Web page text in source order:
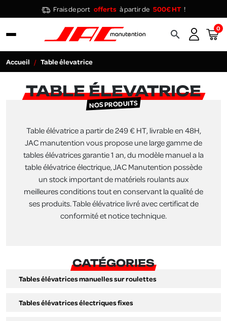
Frais de port offerts à partir de 500€ HT !
search 0
Accueil Table élevatrice
TABLE ÉLEVATRICE
NOS PRODUITS
Table élévatrice a partir de 249 € HT, livrable en 48H,
JAC manutention vous propose une large gamme de
tables élévatrices garantie 1 an, du modèle manuel a la
table élévatrice électrique, JAC Manutention possède
un stock important de matériels roulants aux
meilleures conditions tout en conservant la qualité de
ses produits. Table élévatrice livré avec certificat de
conformité et notice technique.
CATÉGORIES
Tables élévatrices manuelles sur roulettes
Tables élévatrices électriques fixes